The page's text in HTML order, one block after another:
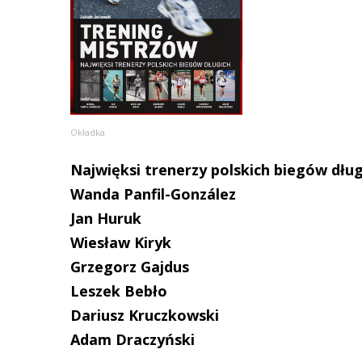
Okładka
Najwięksi trenerzy polskich biegów
Wanda Panfil-González
Jan Huruk
Wiesław Kiryk
Grzegorz Gajdus
Leszek Bebło
Dariusz Kruczkowski
Adam Draczyński